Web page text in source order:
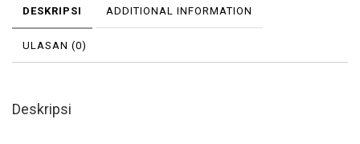
DESKRIPSI ADDITIONAL INFORMATION
ULASAN (0)
Deskripsi